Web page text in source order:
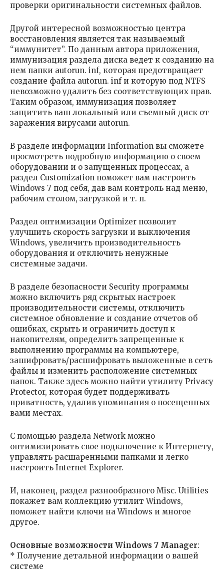
проверки оригинальности системных файлов.
Другой интересной возможностью центра
восстановления является так называемый
“иммунитет”. По данным автора приложения,
иммунизация раздела диска ведет к созданию на
нем папки autorun. inf, которая предотвращает
создание файла autorun. inf и которую под NTFS
невозможно удалить без соответствующих прав.
Таким образом, иммунизация позволяет
защитить ваш локальный или съемный диск от
заражения вирусами autorun.
В разделе информации Information вы сможете
просмотреть подробную информацию о своем
оборудовании и о запущенных процессах, а
раздел Customization поможет вам настроить
Windows 7 под себя, дав вам контроль над меню,
рабочим столом, загрузкой и т. п.
Раздел оптимизации Optimizer позволит
улучшить скорость загрузки и выключения
Windows, увеличить производительность
оборудования и отключить ненужные
системные задачи.
В разделе безопасности Security программы
можно включить ряд скрытых настроек
производительности системы, отключить
системное обновление и создание отчетов об
ошибках, скрыть и ограничить доступ к
накопителям, определить запрещенные к
выполнению программы на компьютере,
зашифровать/расшифровать выложенные в сеть
файлы и изменить расположение системных
папок. Также здесь можно найти утилиту Privacy
Protector, которая будет поддерживать
приватность, удалив упоминания о посещенных
вами местах.
С помощью раздела Network можно
оптимизировать свое подключение к Интернету,
управлять расшаренными папками и легко
настроить Internet Explorer.
И, наконец, раздел разнообразного Misc. Utilities
покажет вам коллекцию утилит Windows,
поможет найти ключи на Windows и многое
другое.
Основные возможности Windows 7 Manager:
* Получение детальной информации о вашей
системе